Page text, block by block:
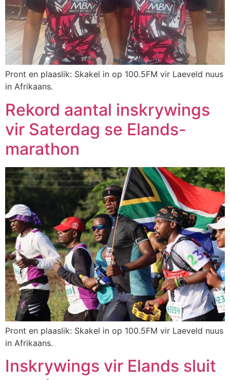
Pront en plaaslik: Skakel in op 100.5FM vir Laeveld nuus
in Afrikaans.
Rekord aantal inskrywings
vir Saterdag se Elands-
marathon
Pront en plaaslik: Skakel in op 100.5FM vir Laeveld nuus
in Afrikaans.
Inskrywings vir Elands sluit